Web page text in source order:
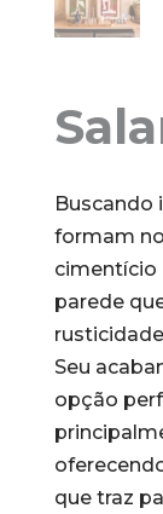
Buscando
formam
cimentício
parede
Seu
opção
que traz